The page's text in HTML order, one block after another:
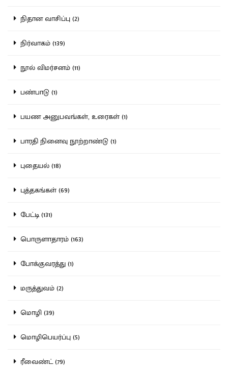
நிதான வாசிப்பு (2)
நிர்வாகம் (139)
நூல் விமர்சனம் (11)
பண்பாடு (1)
பயண அனுபவங்கள், உரைகள் (1)
பாரதி நினைவு நூற்றாண்டு (1)
புதையல் (18)
புத்தகங்கள் (69)
பேட்டி (131)
பொருளாதாரம் (163)
போக்குவரத்து (1)
மருத்துவம் (2)
மொழி (39)
மொழிபெயர்ப்பு (5)
ரீவைண்ட் (79)